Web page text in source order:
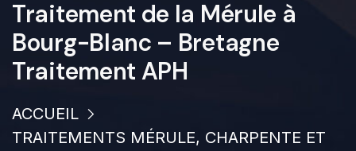
Traitement de la Mérule à
Bourg-Blanc – Bretagne
Traitement APH
ACCUEIL
TRAITEMENTS MÉRULE, CHARPENTE ET